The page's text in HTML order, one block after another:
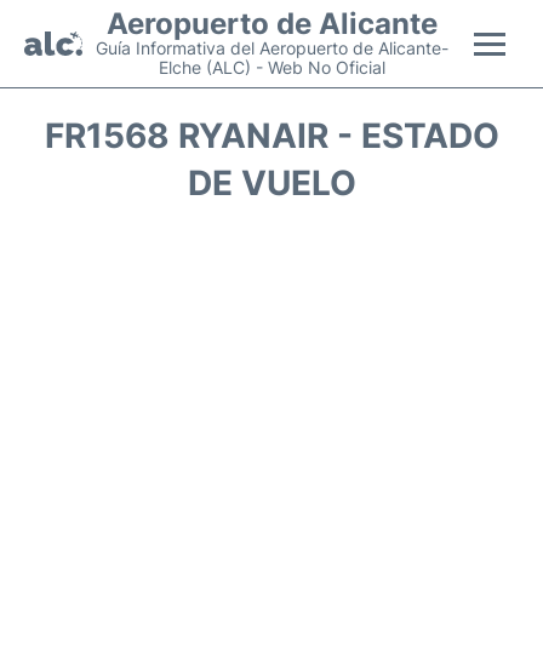
Aeropuerto de Alicante
Guía Informativa del Aeropuerto de Alicante-
Elche (ALC) - Web No Oficial
Vuelos +
FR1568 RYANAIR - ESTADO
DE VUELO